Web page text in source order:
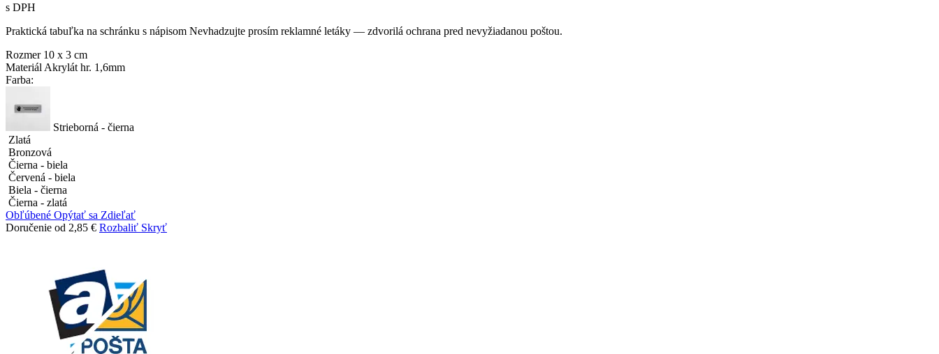
s DPH
Praktická tabuľka na schránku s nápisom Nevhadzujte prosím reklamné letáky — zdvorilá ochrana pred nevyžiadanou poštou.
Rozmer 10 x 3 cm
MateriálAkrylát hr. 1,6mm
Farba:
Strieborná - čierna
Zlatá
Bronzová
Čierna - biela
Červená - biela
Biela - čierna
Čierna - zlatá
Obľúbené Opýtať sa Zdieľať
Doručenie od 2,85 € Rozbaliť Skryť